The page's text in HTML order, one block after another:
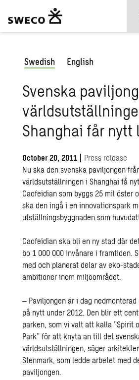
Swedish English
Svenska
Shanghai får nytt
October 20, 2011 | Press release
Nu ska den svenska paviljongen
världsutställningen i Shanghai få
Caofeidian som byggs 25 mil öster
ska den ingå i en innovationspark
utställningsbyggnaden som
Caofeidian ska bli en ny stad där
bo 1 000 000 invånare i framtiden.
med och planerat delar av eko-
ambitioner inom miljöområdet.
‒ Paviljongen är i dag
på nytt under 2012. Den blir ett
parken, som vi valt att kalla ”Spirit
Park” för att knyta an till det
världsutställningen, säger
Stenmark, som ledde arbetet med
paviljongen.